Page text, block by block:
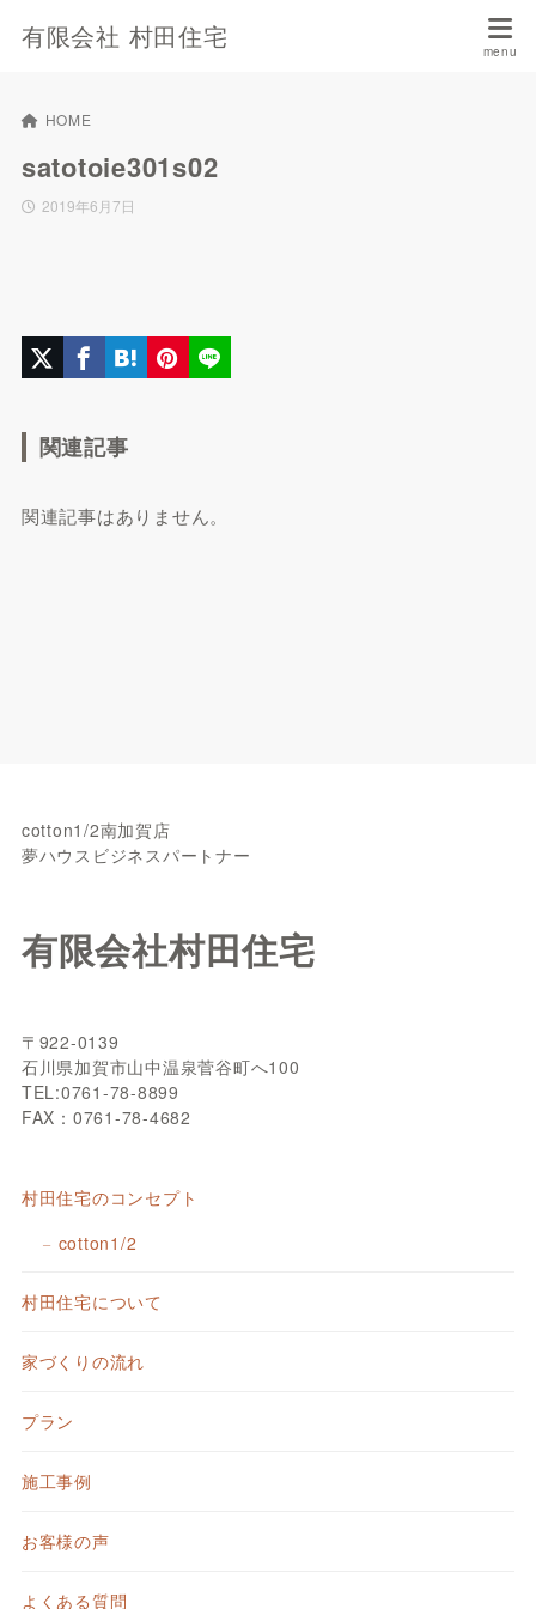
有限会社 村田住宅
HOME
satotoie301s02
2019年6月7日
関連記事
関連記事はありません。
cotton1/2南加賀店
夢ハウスビジネスパートナー
有限会社村田住宅
〒922-0139
石川県加賀市山中温泉菅谷町へ100
TEL:0761-78-8899
FAX：0761-78-4682
村田住宅のコンセプト
cotton1/2
村田住宅について
家づくりの流れ
プラン
施工事例
お客様の声
よくある質問